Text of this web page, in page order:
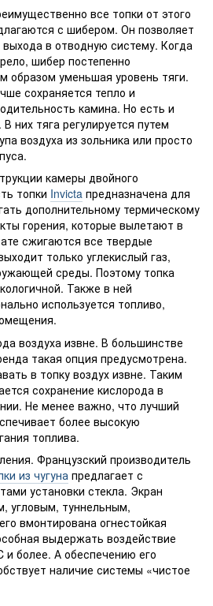
все топки от этого
с шибером. Он позволяет
выхода в отводную систему. Когда
шибер постепенно
образом уменьшая уровень тяги.
сохраняется тепло и
камина. Но есть и
них тяга регулируется путем
воздуха из зольника или просто
камеры двойного
топки Invicta предназначена для
дополнительному термическому
горения, которые вылетают в
сжигаются все твердые
только углекислый газ,
среды. Поэтому топка
Также в ней
используется топливо,
воздуха извне. В большинстве
такая опция предусмотрена.
в топку воздух извне. Таким
сохранение кислорода в
Не менее важно, что лучший
более высокую
топлива.
Французский производитель
из чугуна предлагает с
установки стекла. Экран
угловым, туннельным,
вмонтирована огнестойкая
выдержать воздействие
и более. А обеспечению его
наличие системы «чистое